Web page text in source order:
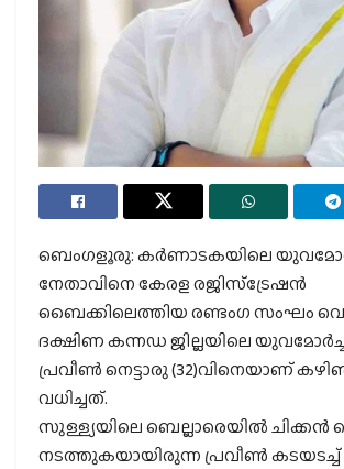
ബെംഗളൂരു: കര്‍ണാടകയിലെ
നേതാവിനെ കേരള രജിസ്‌ട്രേഷന്‍
ബൈക്കിലെത്തിയ രണ്ടംഗ സംഘം
ദക്ഷിണ കന്നഡ ജില്ലയിലെ യുവമോര്‍ച്ച
പ്രവീണ്‍ നെട്ടാരു (32)വിനെയാണ്
വധിച്ചത്.
സുള്ള്യയിലെ ബെല്ലാരെയില്‍ ചിക്കന്‍
നടത്തുകയായിരുന്ന പ്രവീണ്‍ കടയടച്ച്